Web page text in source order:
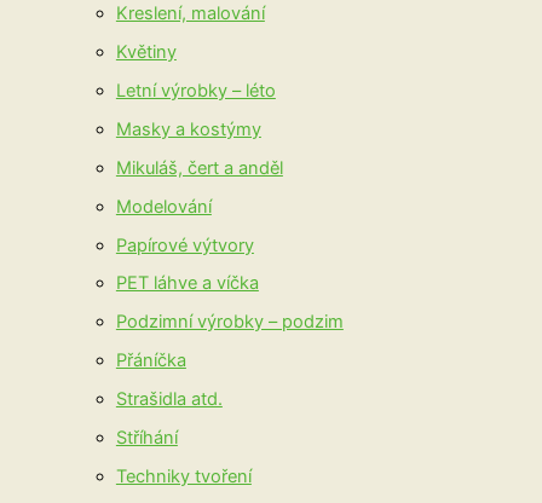
Kreslení, malování
Květiny
Letní výrobky – léto
Masky a kostýmy
Mikuláš, čert a anděl
Modelování
Papírové výtvory
PET láhve a víčka
Podzimní výrobky – podzim
Přáníčka
Strašidla atd.
Stříhání
Techniky tvoření